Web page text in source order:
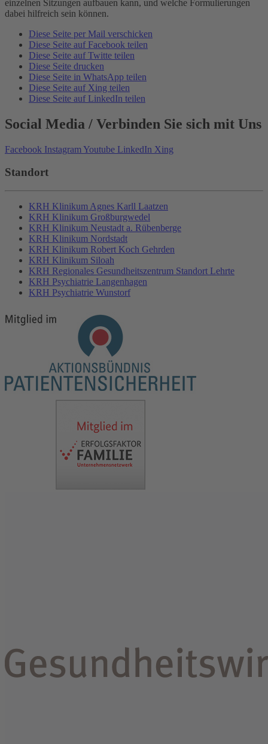
einzelnen Sitzungen aufbauen kann, und welche Formulierungen
dabei hilfreich sein können.
Diese Seite per Mail verschicken
Diese Seite auf Facebook teilen
Diese Seite auf Twitte teilen
Diese Seite drucken
Diese Seite in WhatsApp teilen
Diese Seite auf Xing teilen
Diese Seite auf LinkedIn teilen
Social Media / Verbinden Sie sich mit Uns
Facebook Instagram Youtube LinkedIn Xing
Standort
KRH Klinikum Agnes Karll Laatzen
KRH Klinikum Großburgwedel
KRH Klinikum Neustadt a. Rübenberge
KRH Klinikum Nordstadt
KRH Klinikum Robert Koch Gehrden
KRH Klinikum Siloah
KRH Regionales Gesundheitszentrum Standort Lehrte
KRH Psychiatrie Langenhagen
KRH Psychiatrie Wunstorf